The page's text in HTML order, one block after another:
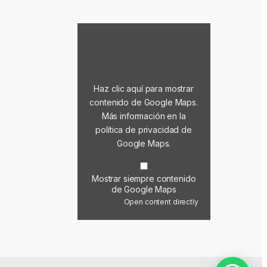
Haz clic aquí para mostrar
contenido de Google Maps.
Más información en la
política de privacidad de
Google Maps.
Mostrar siempre contenido
de Google Maps
Open content directly